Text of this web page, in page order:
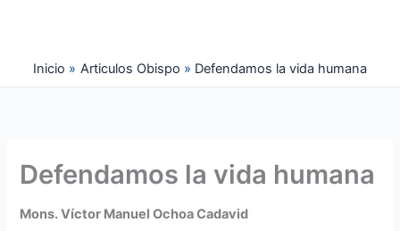
Inicio
Articulos Obispo Defendamos la vida humana
Defendamos la vida humana
Mons. Víctor Manuel Ochoa Cadavid